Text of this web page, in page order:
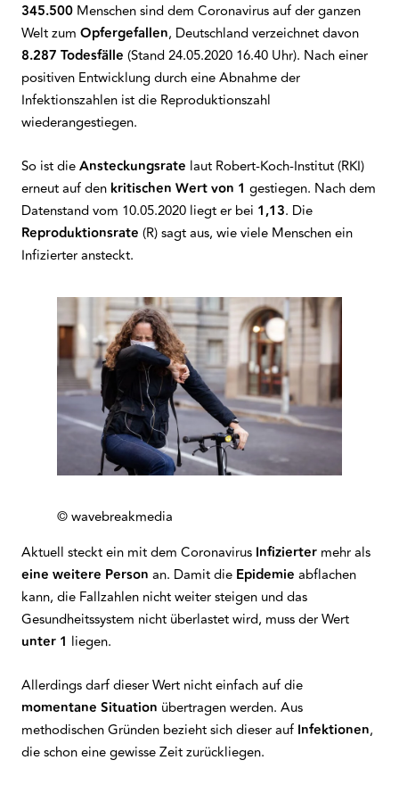
345.500 Menschen sind dem Coronavirus auf der ganzen
Welt zum Opfergefallen, Deutschland verzeichnet davon
8.287 Todesfälle (Stand 24.05.2020 16.40 Uhr). Nach einer
positiven Entwicklung durch eine Abnahme der
Infektionszahlen ist die Reproduktionszahl
wiederangestiegen.
So ist dieAnsteckungsrate laut Robert-Koch-Institut (RKI)
erneut auf den kritischen Wert von 1 gestiegen. Nach dem
Datenstand vom 10.05.2020 liegt er bei 1,13. Die
Reproduktionsrate (R) sagt aus, wie viele Menschen ein
Infizierter ansteckt.
© wavebreakmedia
Aktuell steckt ein mit dem Coronavirus Infizierter mehr als
eine weitere Person an. Damit die Epidemie abflachen
kann, die Fallzahlen nicht weiter steigen und das
Gesundheitssystem nicht überlastet wird, muss der Wert
unter 1 liegen.
Allerdings darf dieser Wert nicht einfach auf die
momentane Situation übertragen werden. Aus
methodischen Gründen bezieht sich dieser auf Infektionen,
die schon eine gewisse Zeit zurückliegen.